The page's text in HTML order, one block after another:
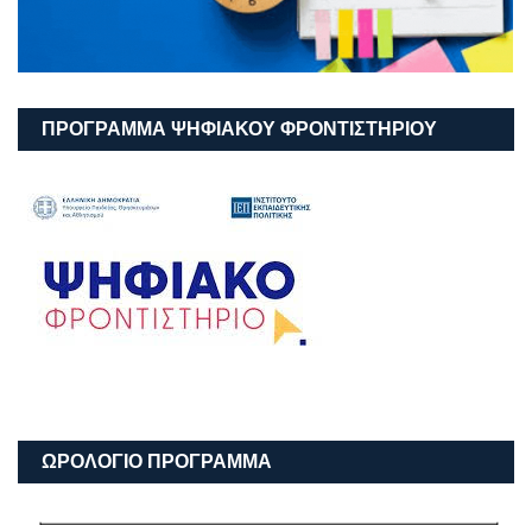
ΠΡΟΓΡΑΜΜΑ ΨΗΦΙΑΚΟΥ ΦΡΟΝΤΙΣΤΗΡΙΟΥ
ΩΡΟΛΟΓΙΟ ΠΡΟΓΡΑΜΜΑ